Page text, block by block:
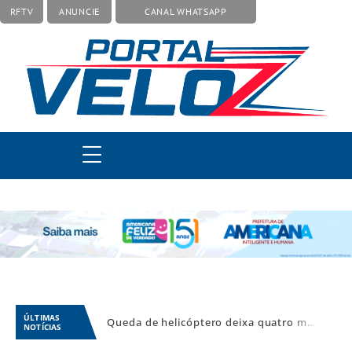
RFTV ANUNCIE CANAL WHATSAPP
ÚLTIMAS
NOTÍCIAS
Queda de helicóptero deixa quatro mortos na Vista Chinesa, no Rio de Janeiro